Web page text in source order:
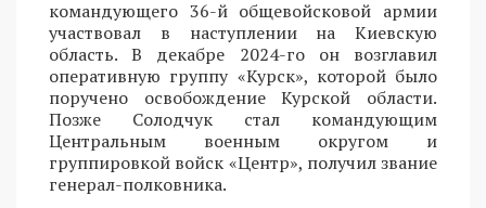
командующего 36-й общевойсковой армии
участвовал в наступлении на Киевскую
область. В декабре 2024-го он возглавил
оперативную группу «Курск», которой было
поручено освобождение Курской области.
Позже Солодчук стал командующим
Центральным военным округом и
группировкой войск «Центр», получил звание
генерал-полковника.